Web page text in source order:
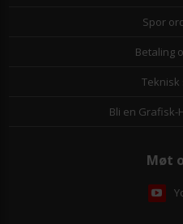
Spor
Betaling
Bli en
Møt